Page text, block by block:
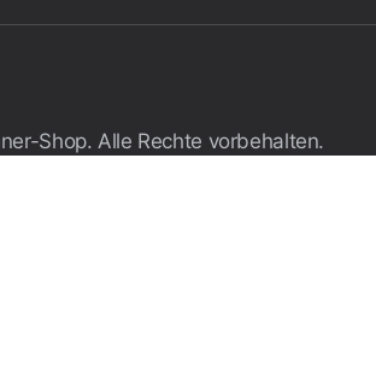
Shop. Alle Rechte vorbehalten.